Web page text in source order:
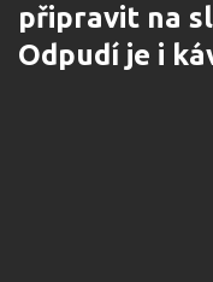
připravit na
Odpudí je i